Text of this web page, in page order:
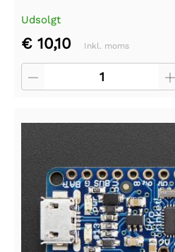
Udsolgt
€ 10,10 Inkl. moms